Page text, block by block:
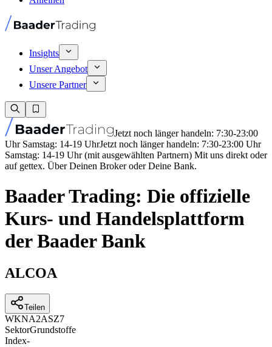
Insights
Unser Angebot
Unsere Partner
Jetzt noch länger handeln: 7:30-23:00
Uhr Samstag: 14-19 UhrJetzt noch länger handeln: 7:30-23:00 Uhr
Samstag: 14-19 Uhr (mit ausgewählten Partnern) Mit uns direkt oder
auf gettex. Über Deinen Broker oder Deine Bank.
Baader Trading: Die offizielle
Kurs- und Handelsplattform
der Baader Bank
ALCOA
Teilen
WKNA2ASZ7
SektorGrundstoffe
Index-